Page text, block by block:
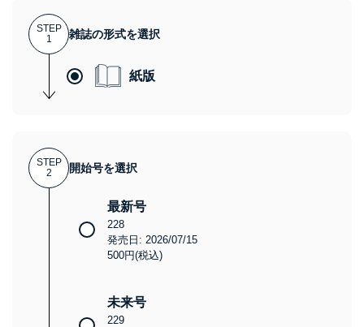
STEP
1
雑誌の形式を選択
紙版
STEP
2
開始号を選択
最新号
228
発売日: 2026/07/15
500円(税込)
未来号
229